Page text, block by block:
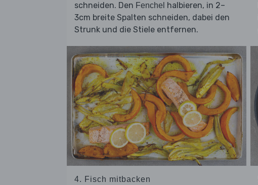
schneiden. Den Fenchel halbieren, in 2–
3cm breite Spalten schneiden, dabei den
Strunk und die Stiele entfernen.
4. Fisch mitbacken